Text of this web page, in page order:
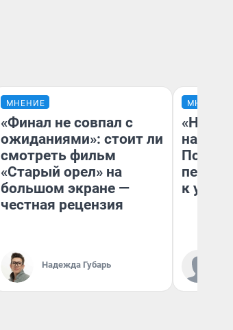
МНЕНИЕ
«Финал не совпал с
ожиданиями»: стоит ли
смотреть фильм
«Старый орел» на
большом экране —
честная рецензия
Надежда Губарь
МНЕНИЕ
«Надо
надо
к